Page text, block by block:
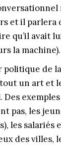
et il parlera
qu’il avait
la machine).
de
un art et
pas, les
les salariés
des villes,